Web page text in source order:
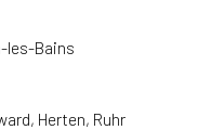
les-Bains
Herten, Ruhr